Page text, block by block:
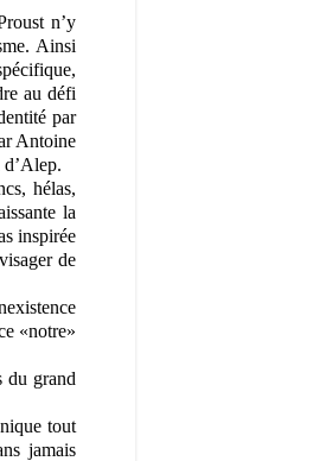
n’y
Ainsi
au défi
par
Antoine
d’Alep.
hélas,
la
inspirée
de
«notre»
du grand
tout
jamais